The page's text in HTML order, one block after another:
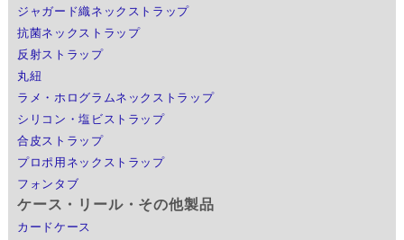
ジャガード織ネックストラップ
抗菌ネックストラップ
反射ストラップ
丸紐
ラメ・ホログラムネックストラップ
シリコン・塩ビストラップ
合皮ストラップ
プロポ用ネックストラップ
フォンタブ
ケース・リール・その他製品
カードケース